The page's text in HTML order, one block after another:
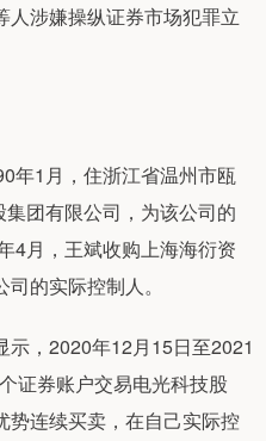
人涉嫌操纵证券市场犯罪立
1月，住浙江省温州市瓯
团有限公司，为该公司的
4月，王斌收购上海海衍资
的实际控制人。
，2020年12月15日至2021
证券账户交易电光科技股
势连续买卖，在自己实际控